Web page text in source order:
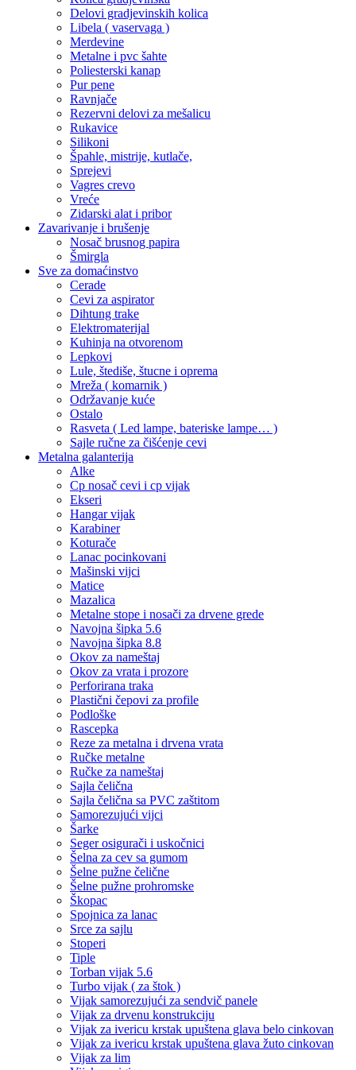
Delovi gradjevinskih kolica
Libela ( vaservaga )
Merdevine
Metalne i pvc šahte
Poliesterski kanap
Pur pene
Ravnjače
Rezervni delovi za mešalicu
Rukavice
Silikoni
Špahle, mistrije, kutlače,
Sprejevi
Vagres crevo
Vreće
Zidarski alat i pribor
Zavarivanje i brušenje
Nosač brusnog papira
Šmirgla
Sve za domaćinstvo
Cerade
Cevi za aspirator
Dihtung trake
Elektromaterijal
Kuhinja na otvorenom
Lepkovi
Lule, štediše, štucne i oprema
Mreža ( komarnik )
Održavanje kuće
Ostalo
Rasveta ( Led lampe, bateriske lampe… )
Sajle ručne za čišćenje cevi
Metalna galanterija
Alke
Cp nosač cevi i cp vijak
Ekseri
Hangar vijak
Karabiner
Koturače
Lanac pocinkovani
Mašinski vijci
Matice
Mazalica
Metalne stope i nosači za drvene grede
Navojna šipka 5.6
Navojna šipka 8.8
Okov za nameštaj
Okov za vrata i prozore
Perforirana traka
Plastični čepovi za profile
Podloške
Rascepka
Reze za metalna i drvena vrata
Ručke metalne
Ručke za nameštaj
Sajla čelična
Sajla čelična sa PVC zaštitom
Samorezujući vijci
Šarke
Seger osigurači i uskočnici
Šelna za cev sa gumom
Šelne pužne čelične
Šelne pužne prohromske
Škopac
Spojnica za lanac
Srce za sajlu
Stoperi
Tiple
Torban vijak 5.6
Turbo vijak ( za štok )
Vijak samorezujući za sendvič panele
Vijak za drvenu konstrukciju
Vijak za ivericu krstak upuštena glava belo cinkovan
Vijak za ivericu krstak upuštena glava žuto cinkovan
Vijak za lim